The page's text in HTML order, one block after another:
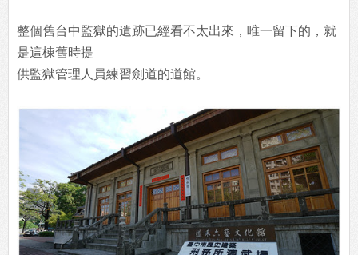
整個舊台中監獄的遺跡已經看不太出來，唯一留下的，就
是這棟舊時提
供監獄管理人員練習劍道的道館。